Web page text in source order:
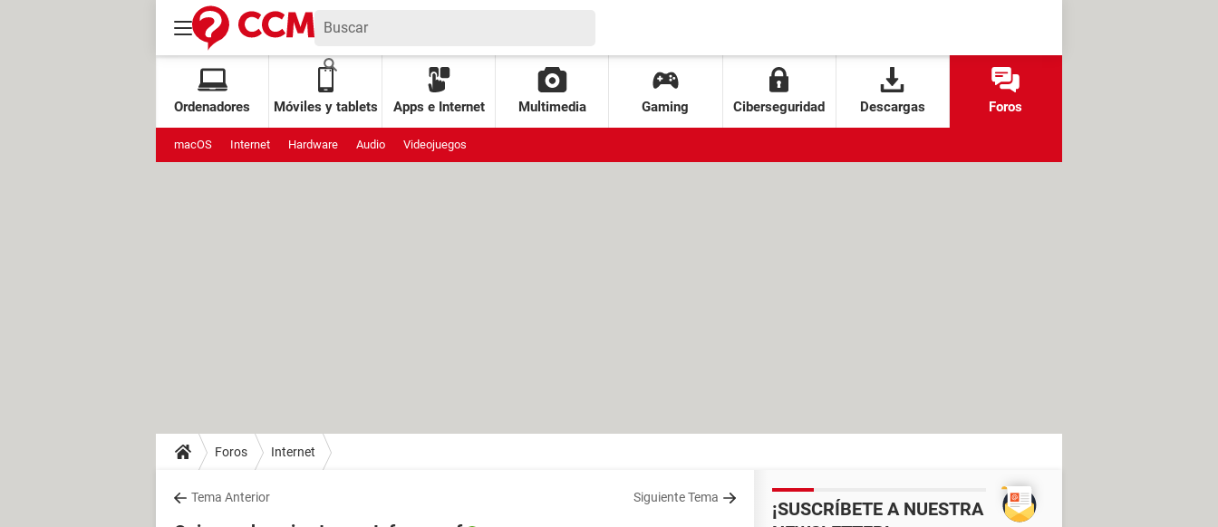
Ordenadores Móviles y tablets Apps e Internet Multimedia Gaming Ciberseguridad Descargas Foros
macOS Internet Hardware Audio Videojuegos
Foros Internet
Tema Anterior Siguiente Tema
¡SUSCRÍBETE A NUESTRA